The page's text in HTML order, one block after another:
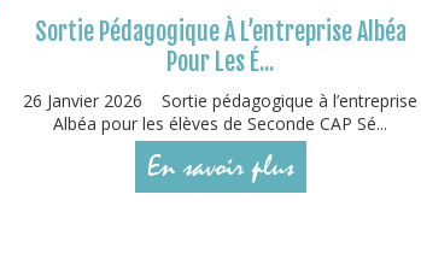
Sortie Pédagogique À L’entreprise Albéa
Pour Les É...
26 Janvier 2026 Sortie pédagogique à l’entreprise
Albéa pour les élèves de Seconde CAP Sé...
En savoir plus